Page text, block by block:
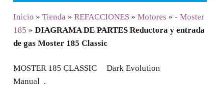
Inicio » Tienda » REFACCIONES » Motores » - Moster
185 » DIAGRAMA DE PARTES Reductora y entrada
de gas Moster 185 Classic
MOSTER 185 CLASSIC Dark Evolution
Manual .